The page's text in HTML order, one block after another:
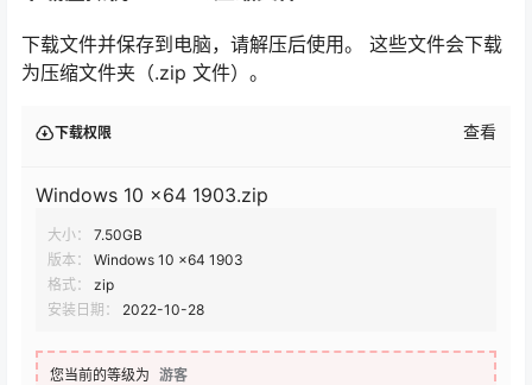
下载文件并保存到电脑，请解压后使用。 这些文件会下载
为压缩文件夹（.zip 文件）。
下载权限 查看
Windows 10 x64 1903.zip
大小：
7.50GB
版本：
Windows 10 x64 1903
格式：
zip
安装日期：
2022-10-28
您当前的等级为 游客